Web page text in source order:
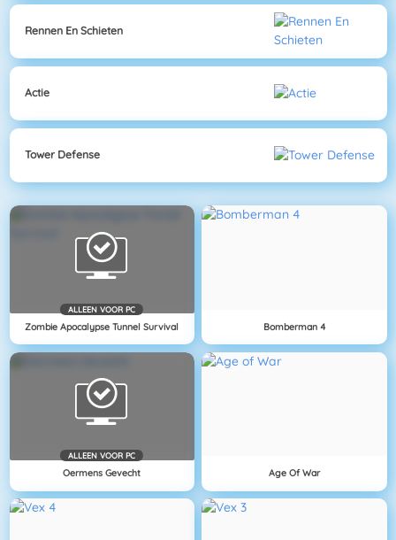
Rennen En Schieten
Actie
Tower Defense
ALLEEN VOOR PC
Zombie Apocalypse Tunnel Survival Bomberman 4
ALLEEN VOOR PC
Oermens Gevecht Age Of War